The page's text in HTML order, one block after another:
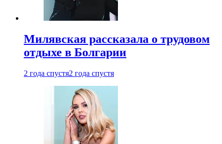
Милявская рассказала о трудовом
отдыхе в Болгарии
2 года спустя2 года спустя